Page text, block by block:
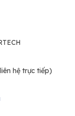
hệ trực tiếp)